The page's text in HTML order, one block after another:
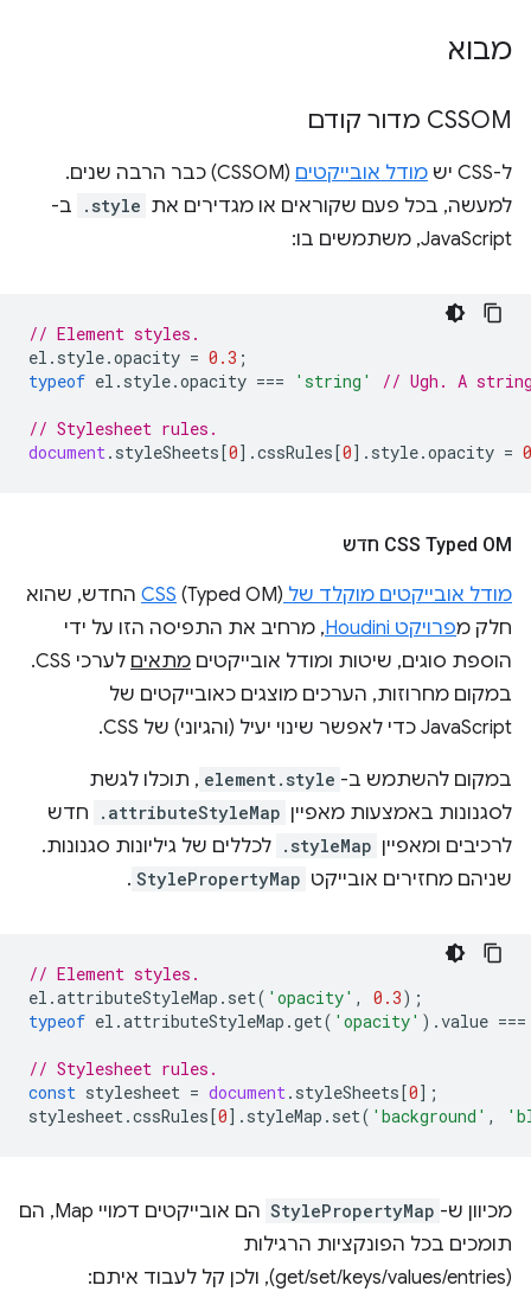
מבוא
‫CSSOM מדור קודם
ל-CSS יש מודל אובייקטים
(CSSOM) כבר הרבה שנים.
למעשה, בכל פעם שקוראים או מגדירים את .style
ב-
JavaScript, משתמשים בו:
// Element styles.
el . style.opacity = 0.3 ;
typeof el . style.opacity === 'string' // Ugh. A
// Stylesheet rules.
document. styleSheets[0].cssRules[0]. style.opacity =
CSS Typed OM חדש
מודל אובייקטים מוקלד של CSS
(Typed OM) החדש, שהוא
חלק מפרויקט Houdini
, מרחיב את התפיסה הזו על ידי
הוספת סוגים, שיטות ומודל אובייקטים מתאים
לערכי CSS.
במקום מחרוזות, הערכים מוצגים כאובייקטים של
JavaScript כדי לאפשר שינוי יעיל (והגיוני) של CSS.
במקום להשתמש ב- element.style , תוכלו לגשת
לסגנונות באמצעות מאפיין .attributeStyleMap
חדש
לרכיבים ומאפיין .styleMap לכללים של גיליונות סגנונות.
שניהם מחזירים אובייקט StylePropertyMap
.
// Element styles.
el .attributeStyleMap . set( 'opacity' , 0.3);
typeof el .attributeStyleMap .get( 'opacity' ).value ===
// Stylesheet rules.
const stylesheet = document. styleSheets[0];
stylesheet.cssRules[0]. styleMap . set( 'background' ,
מכיוון ש- StylePropertyMap
הם אובייקטים דמויי Map, הם
תומכים בכל הפונקציות הרגילות
(get/set/keys/values/entries), ולכן קל לעבוד איתם: